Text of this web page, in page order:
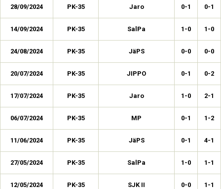
28/09/2024 PK-35 Jaro 0-1 0-1
14/09/2024 PK-35 SalPa 1-0 1-0
24/08/2024 PK-35 JäPS 0-0 0-0
20/07/2024 PK-35 JIPPO 0-1 0-2
17/07/2024 PK-35 Jaro 1-0 2-1
06/07/2024 PK-35 MP 0-1 1-2
11/06/2024 PK-35 JäPS 0-1 4-1
27/05/2024 PK-35 SalPa 1-0 1-1
12/05/2024 PK-35 SJK II 0-0 1-1